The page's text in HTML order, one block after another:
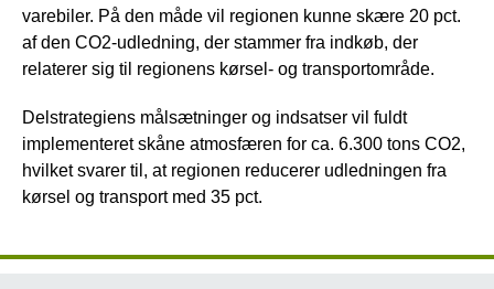
varebiler. På den måde vil regionen kunne skære 20 pct.
af den CO2-udledning, der stammer fra indkøb, der
relaterer sig til regionens kørsel- og transportområde.
Delstrategiens målsætninger og indsatser vil fuldt
implementeret skåne atmosfæren for ca. 6.300 tons CO2,
hvilket svarer til, at regionen reducerer udledningen fra
kørsel og transport med 35 pct.